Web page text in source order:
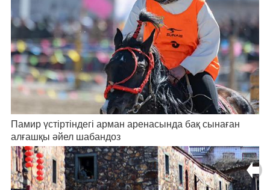
Памир үстіртіндегі арман аренасында бақ сынаған
алғашқы әйел шабандоз